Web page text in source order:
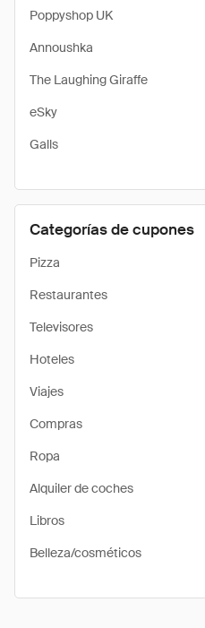
Poppyshop UK
Annoushka
The Laughing Giraffe
eSky
Galls
Categorías de cupones
Pizza
Restaurantes
Televisores
Hoteles
Viajes
Compras
Ropa
Alquiler de coches
Libros
Belleza/cosméticos